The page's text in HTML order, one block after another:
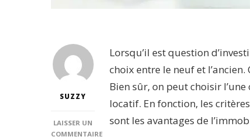
SUZZY
LAISSER UN
COMMENTAIRE
Lorsqu’il est question
choix entre le neuf et
Bien sûr, on peut choisir
locatif. En fonction, les
sont les avantages de